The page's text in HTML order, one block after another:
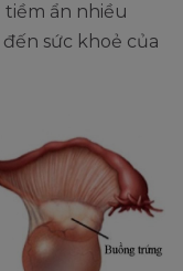
tiềm ẩn nhiều
sức khoẻ của